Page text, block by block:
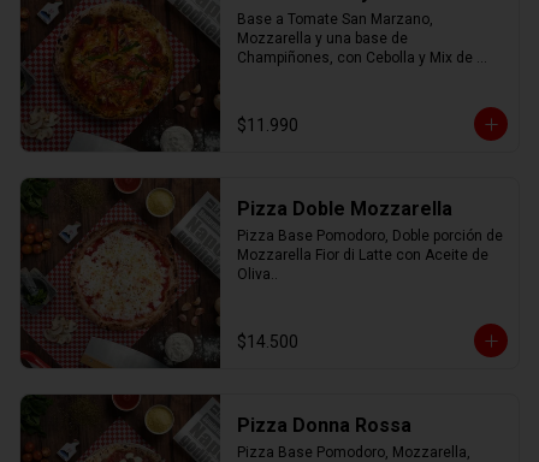
Base a Tomate San Marzano,
Mozzarella y una base de
Champiñones, con Cebolla y Mix de
$11.990
Pizza Doble Mozzarella
Pizza Base Pomodoro, Doble porción de
Mozzarella Fior di Latte con Aceite de
Oliva..
$14.500
Pizza Donna Rossa
Pizza Base Pomodoro, Mozzarella,